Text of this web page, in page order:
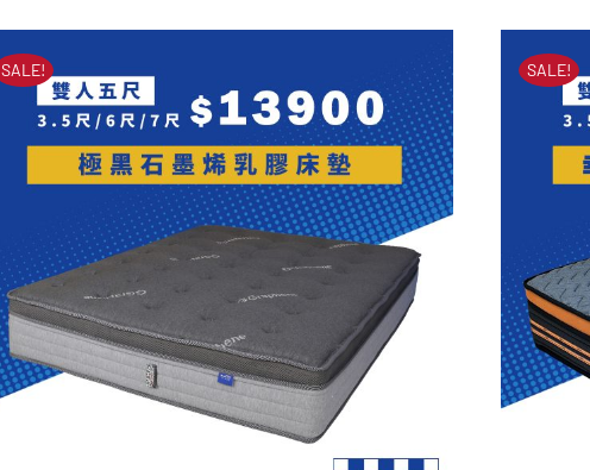
涼伴豆 天然乳膠獨立筒床
NT$62,000
始
價
格：
NT$62,000。
NT$24,900前
價
格：
NT$24,900。
始
格：
NT$62,000。
前
格：
NT$24,900。
SALE! SALE!